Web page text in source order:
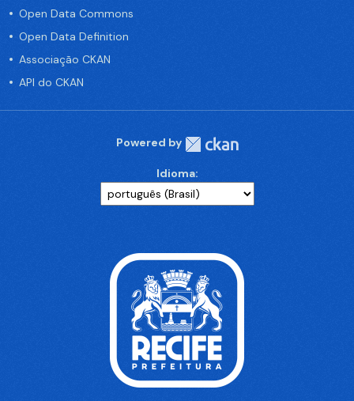
Open Data Commons
Open Data Definition
Associação CKAN
API do CKAN
Powered by
Idioma